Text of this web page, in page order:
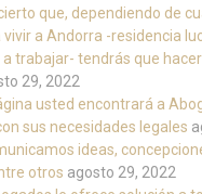
que, dependiendo de
vivir a Andorra -residencia
a trabajar- tendrás que
29, 2022
usted encontrará a
sus necesidades legales
ideas,
otros agosto 29, 2022